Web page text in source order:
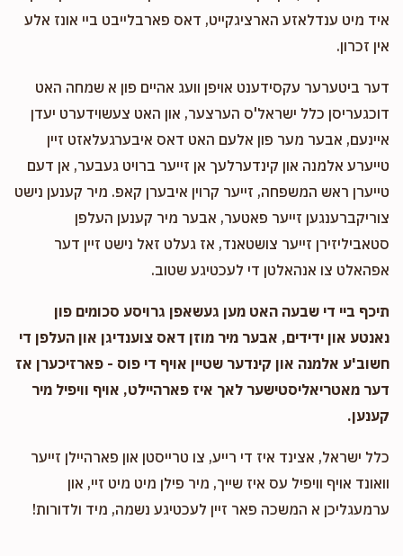
איד מיט ענדלאזע הארציגקייט, דאס פארבלייבט ביי אונז אלע
אין זכרון.
דער ביטערער עקסידענט אויפן וועג אהיים פון א שמחה האט
דוכגעריסן כלל ישראל'ס הערצער, און האט צעשוידערט יעדן
איינעם, אבער מער פון אלעם האט דאס איבערגעלאזט זיין
טייערע אלמנה און קינדערלעך אן זייער ברויט געבער, אן דעם
טייערן ראש המשפחה, זייער קרוין איבערן קאפ. מיר קענען נישט
צוריקברענגען זייער פאטער, אבער מיר קענען העלפן
סטאביליזירן זייער צושטאנד, אז געלט זאל נישט זיין דער
אפהאלט צו אנהאלטן די לעכטיגע שטוב.
תיכף ביי די שבעה האט מען געשאפן גרויסע סכומים פון
נאנטע און ידידים, אבער מיר מוזן דאס צוענדיגן און העלפן די
חשוב'ע אלמנה און קינדער שטיין אויף די פוס - פארזיכערן אז
דער מאטריאליסטישער לאך איז פארהיילט, אויף וויפיל מיר
קענען.
כלל ישראל, אצינד איז די רייע, צו טרייסטן און פארהיילן זייער
וואונד אויף וויפיל עס איז שייך, מיר פילן מיט מיט זיי, און
ערמעגליכן א המשכה פאר זיין לעכטיגע נשמה, מיד ולדורות!